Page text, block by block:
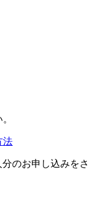
法
のお申し込みをさ